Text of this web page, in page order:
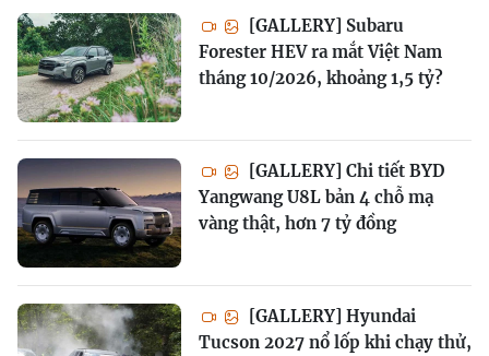
[GALLERY] Subaru
Forester HEV ra mắt Việt Nam
tháng 10/2026, khoảng 1,5 tỷ?
[GALLERY] Chi tiết BYD
Yangwang U8L bản 4 chỗ mạ
vàng thật, hơn 7 tỷ đồng
[GALLERY] Hyundai
Tucson 2027 nổ lốp khi chạy thử,